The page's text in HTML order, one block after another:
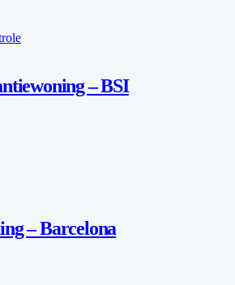
– BSI
– Barcelona